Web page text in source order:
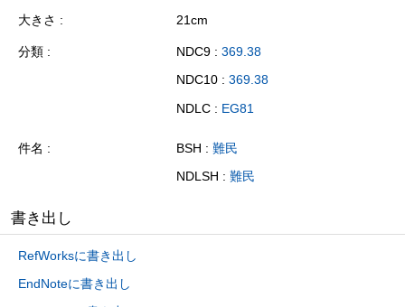
大きさ
21cm
分類 NDC9 : 369.38
NDC10 : 369.38
NDLC : EG81
件名 BSH : 難民
NDLSH : 難民
書き出し
RefWorksに書き出し
EndNoteに書き出し